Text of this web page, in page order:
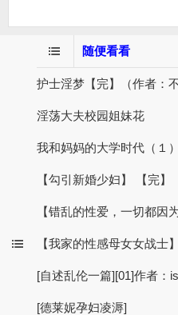
随便看看
护士淫梦【完】（作者：不
淫荡大夫校园姐妹花
我和妈妈的大学时代（１）
【勾引新婚少妇】 【完】
【错乱的性爱，一切都因
【我家的性感母女女战士】
[自述乱伦一篇][01]作者：
[德莱妮孕妇凌溽]